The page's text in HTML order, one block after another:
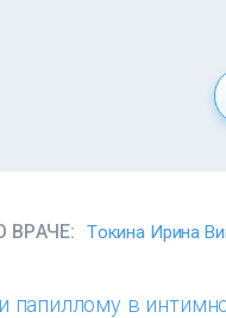
ВРАЧЕ: Токина Ирина
папиллому в